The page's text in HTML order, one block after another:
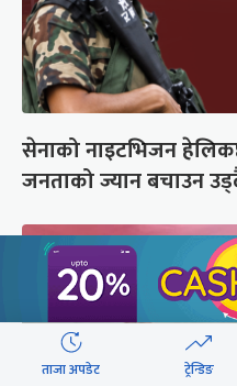
सेनाको नाइटभिजन
जनताको ज्यान बचाउन
ताजा अपडेट ट्रेन्डिङ